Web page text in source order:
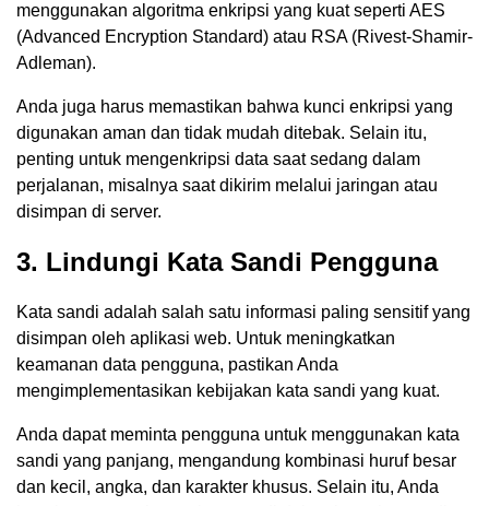
menggunakan algoritma enkripsi yang kuat seperti AES
(Advanced Encryption Standard) atau RSA (Rivest-Shamir-
Adleman).
Anda juga harus memastikan bahwa kunci enkripsi yang
digunakan aman dan tidak mudah ditebak. Selain itu,
penting untuk mengenkripsi data saat sedang dalam
perjalanan, misalnya saat dikirim melalui jaringan atau
disimpan di server.
3. Lindungi Kata Sandi Pengguna
Kata sandi adalah salah satu informasi paling sensitif yang
disimpan oleh aplikasi web. Untuk meningkatkan
keamanan data pengguna, pastikan Anda
mengimplementasikan kebijakan kata sandi yang kuat.
Anda dapat meminta pengguna untuk menggunakan kata
sandi yang panjang, mengandung kombinasi huruf besar
dan kecil, angka, dan karakter khusus. Selain itu, Anda